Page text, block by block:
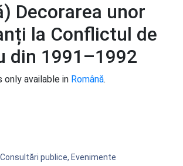
Decorarea unor
la Conflictul de
din 1991–1992
only available in Română.
Consultări publice, Evenimente